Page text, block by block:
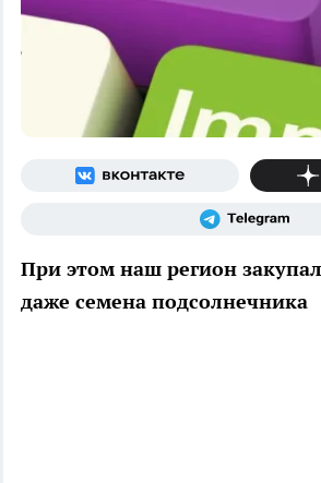
При этом наш регион
даже семена подсолнечника